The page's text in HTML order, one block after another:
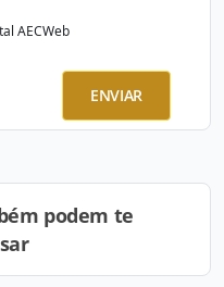
AECWeb
ENVIAR
podem te